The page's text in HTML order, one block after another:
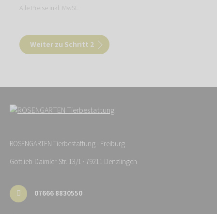
Alle Preise inkl. MwSt.
Weiter zu Schritt 2
ROSENGARTEN-Tierbestattung - Freiburg
Gottlieb-Daimler-Str. 13/1 · 79211 Denzlingen
07666 8830550